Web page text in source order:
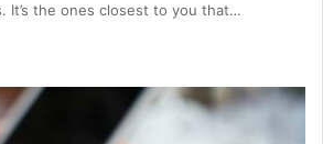
It’s the ones closest to you that…